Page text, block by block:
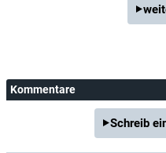
Kommentare
Schreib